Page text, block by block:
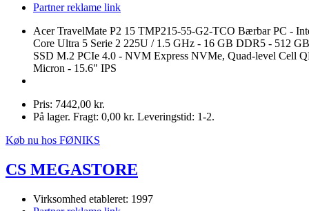
Partner reklame link
Acer TravelMate P2 15 TMP215-55-G2-TCO Bærbar PC -
Core Ultra 5 Serie 2 225U / 1.5 GHz - 16 GB DDR5 - 512 GB
SSD M.2 PCIe 4.0 - NVM Express NVMe, Quad-level Cell
Micron - 15.6" IPS
Pris: 7442,00 kr.
På lager. Fragt: 0,00 kr. Leveringstid: 1-2.
Køb nu hos FØNIKS
CS MEGASTORE
Virksomhed etableret: 1997